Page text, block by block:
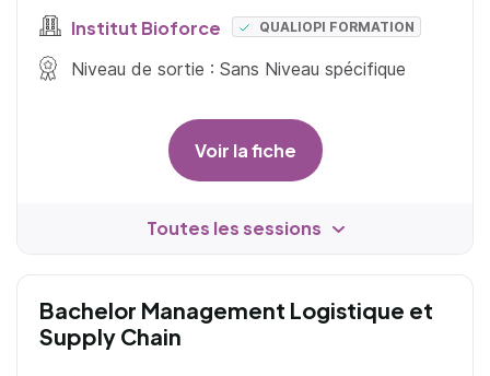
Institut Bioforce QUALIOPI FORMATION
Niveau de sortie : Sans Niveau spécifique
Voir la fiche
Toutes les sessions
Bachelor Management Logistique et
Supply Chain